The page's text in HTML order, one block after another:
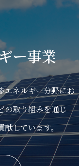
ー事業
エネルギー分野にお
の取り組みを通じ
献しています。